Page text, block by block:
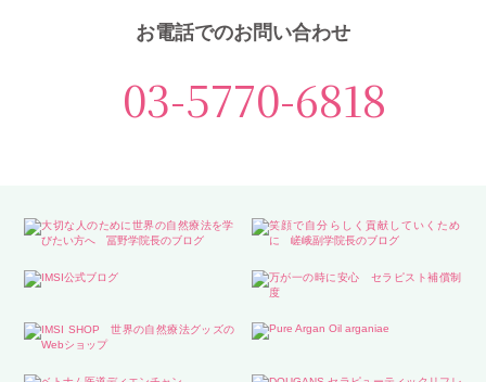
お電話でのお問い合わせ
03-5770-6818